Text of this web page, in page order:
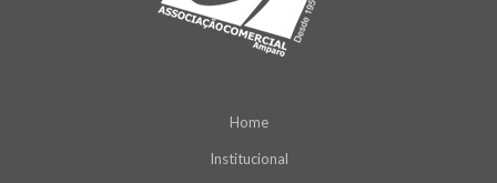
Home
Institucional